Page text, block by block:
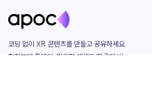
코딩 없이 XR 콘텐츠를 만들고 공유하세요.
창작부터 플레이, 필요한 애셋도 한곳에서!